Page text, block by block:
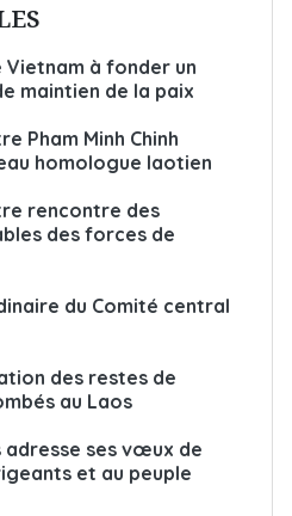
Vietnam à fonder un
maintien de la paix
Pham Minh Chinh
homologue laotien
rencontre des
des forces de
du Comité central
des restes de
au Laos
adresse ses vœux de
et au peuple